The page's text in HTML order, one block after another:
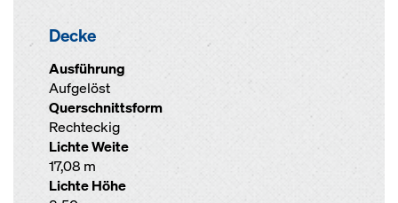
Decke
Ausführung
Aufgelöst
Querschnittsform
Rechteckig
Lichte Weite
17,08 m
Lichte Höhe